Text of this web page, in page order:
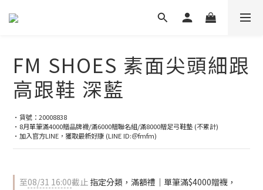
FM SHOES 素面尖頭細跟
高跟鞋 深藍
•貨號：20008838
•8月單筆滿4000贈品牌襪/滿6000贈聯名組/滿8000贈足弓鞋墊 (不累計)
•加入官方LINE，獲取最新好康 (LINE ID:＠fmfm)
至08/31 16:00截止 指定分類，滿額禮｜單筆滿$4000贈襪，